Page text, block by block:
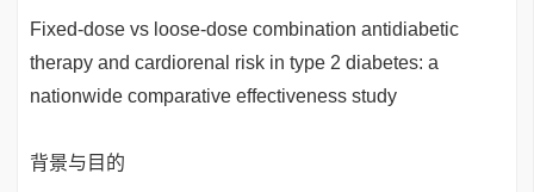
Fixed-dose vs loose-dose combination antidiabetic
therapy and cardiorenal risk in type 2 diabetes: a
nationwide comparative effectiveness study
背景与目的